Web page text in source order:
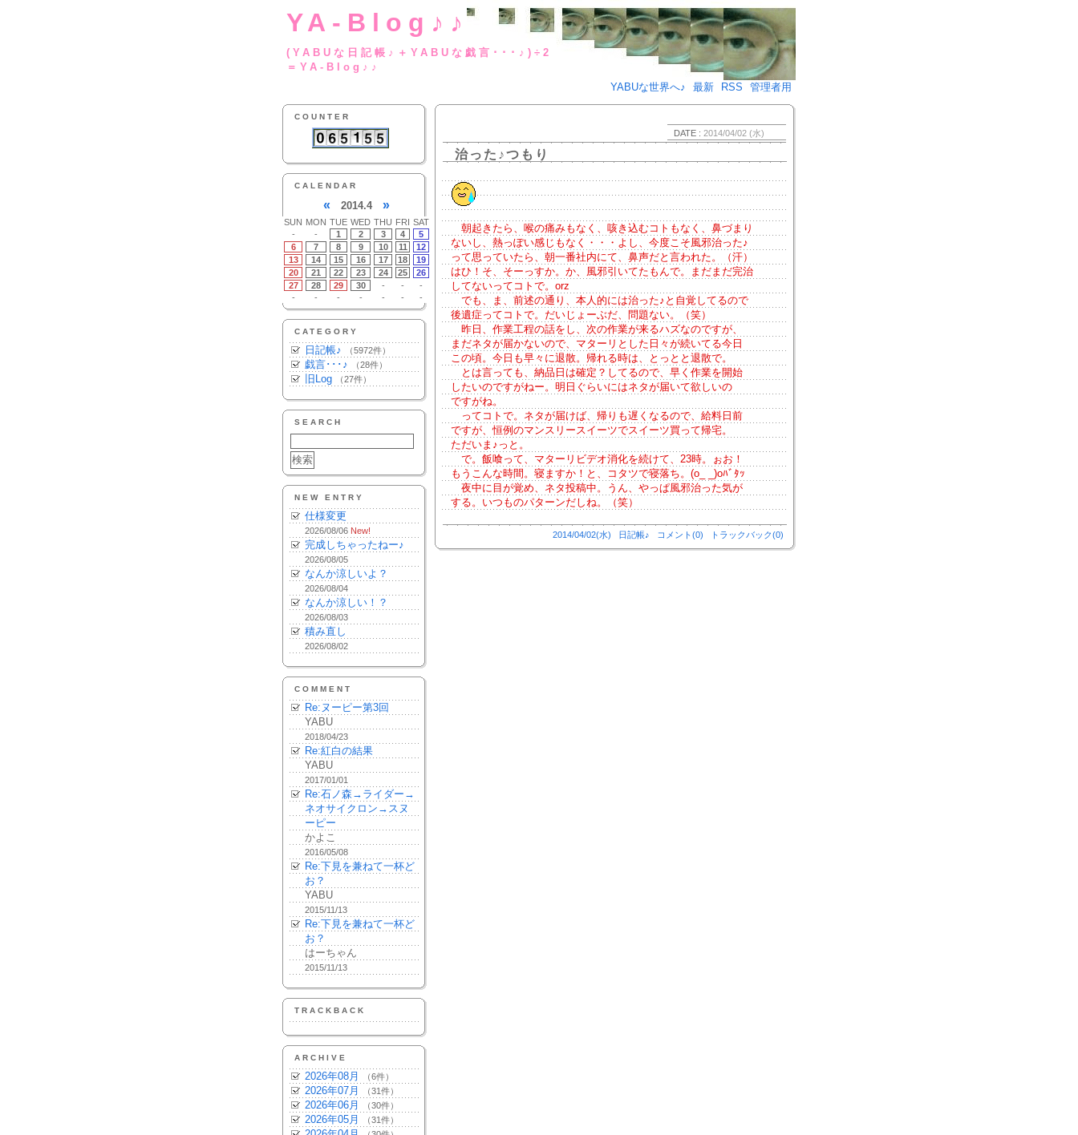
YA-Blog♪♪
(YABUな日記帳♪＋YABUな戯言･･･♪)÷2
＝YA-Blog♪♪
YABUな世界へ♪
最新 RSS 管理者用
COUNTER
CALENDAR
« 2014.4 »
SUN MON TUE WED THU FRI SAT
-
- 1 2 3 4
5
6
7 8 9 10 11
12
13
14 15 16 17 18
19
20
21 22 23 24 25
26
27
28 29 30 - -
-
-
- - - - - -
CATEGORY
日記帳♪ （5972件）
戯言･･･♪ （28件）
旧Log （27件）
SEARCH
NEW ENTRY
仕様変更
2026/08/06 New!
完成しちゃったねー♪
2026/08/05
なんか涼しいよ？
2026/08/04
なんか涼しい！？
2026/08/03
積み直し
2026/08/02
COMMENT
Re:ヌーピー第3回
YABU
2018/04/23
Re:紅白の結果
YABU
2017/01/01
Re:石ノ森→ライダー→
ネオサイクロン→スヌ
ーピー
かよこ
2016/05/08
Re:下見を兼ねて一杯ど
お？
YABU
2015/11/13
Re:下見を兼ねて一杯ど
お？
はーちゃん
2015/11/13
TRACKBACK
ARCHIVE
2026年08月 （6件）
2026年07月 （31件）
2026年06月 （30件）
2026年05月 （31件）
DATE : 2014/04/02 (水)
治った♪つもり
朝起きたら、喉の痛みもなく、咳き込むコトもなく、鼻づまり
ないし、熱っぽい感じもなく・・・よし、今度こそ風邪治った♪
って思っていたら、朝一番社内にて、鼻声だと言われた。（汗）
はひ！そ、そーっすか。か、風邪引いてたもんで。まだまだ完治
してないってコトで。orz
でも、ま、前述の通り、本人的には治った♪と自覚してるので
後遺症ってコトで。だいじょーぶだ、問題ない。（笑）
昨日、作業工程の話をし、次の作業が来るハズなのですが、
まだネタが届かないので、マターリとした日々が続いてる今日
この頃。今日も早々に退散。帰れる時は、とっとと退散で。
とは言っても、納品日は確定？してるので、早く作業を開始
したいのですがねー。明日ぐらいにはネタが届いて欲しいの
ですがね。
ってコトで。ネタが届けば、帰りも遅くなるので、給料日前
ですが、恒例のマンスリースイーツでスイーツ買って帰宅。
ただいま♪っと。
で。飯喰って、マターリビデオ消化を続けて、23時。ぉお！
もうこんな時間。寝ますか！と、コタツで寝落ち。(o_ _)oﾊﾞﾀｯ
夜中に目が覚め、ネタ投稿中。うん、やっぱ風邪治った気が
する。いつものパターンだしね。（笑）
2014/04/02(水) 日記帳♪ コメント(0) トラックバック(0)